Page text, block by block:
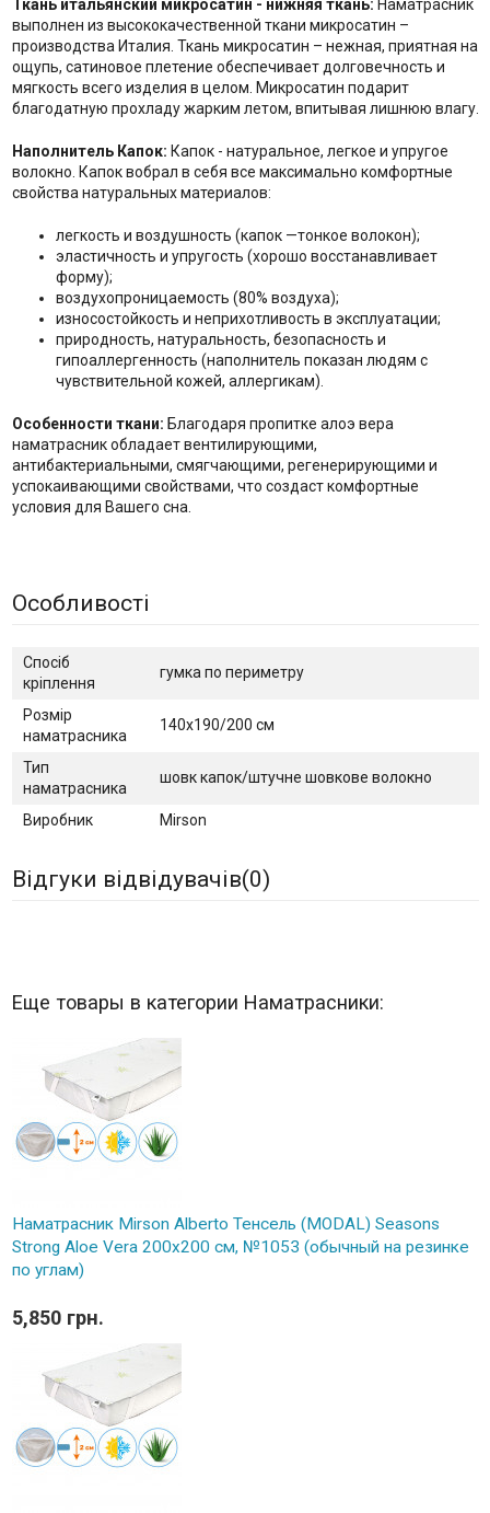
Ткань итальянский микросатин - нижняя ткань: Наматрасник
выполнен из высококачественной ткани микросатин –
производства Италия. Ткань микросатин – нежная, приятная на
ощупь, сатиновое плетение обеспечивает долговечность и
мягкость всего изделия в целом. Микросатин подарит
благодатную прохладу жарким летом, впитывая лишнюю влагу.
Наполнитель Капок: Капок - натуральное, легкое и упругое
волокно. Капок вобрал в себя все максимально комфортные
свойства натуральных материалов:
легкость и воздушность (капок —тонкое волокон);
эластичность и упругость (хорошо восстанавливает
форму);
воздухопроницаемость (80% воздуха);
износостойкость и неприхотливость в эксплуатации;
природность, натуральность, безопасность и
гипоаллергенность (наполнитель показан людям с
чувствительной кожей, аллергикам).
Особенности ткани: Благодаря пропитке алоэ вера
наматрасник обладает вентилирующими,
антибактериальными, смягчающими, регенерирующими и
успокаивающими свойствами, что создаст комфортные
условия для Вашего сна.
Особливості
Спосіб
кріплення
гумка по периметру
Розмір
наматрасника
140х190/200 см
Тип
наматрасника
шовк капок/штучне шовкове волокно
Виробник Mirson
Відгуки відвідувачів(0)
Еще товары в категории Наматрасники:
Наматрасник Mirson Alberto Тенсель (MODAL) Seasons
Strong Aloe Vera 200x200 см, №1053 (обычный на резинке
по углам)
5,850 грн.